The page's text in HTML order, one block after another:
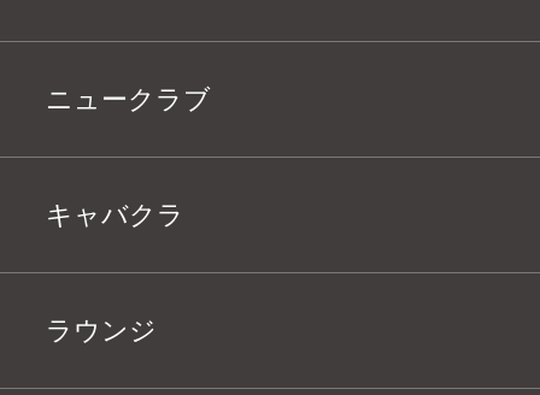
ニュークラブ
キャバクラ
ラウンジ